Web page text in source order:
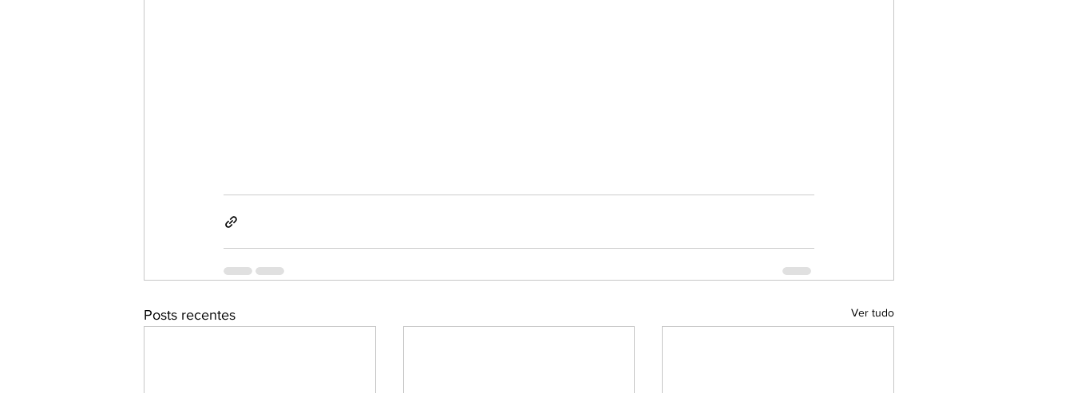
Posts recentes Ver tudo